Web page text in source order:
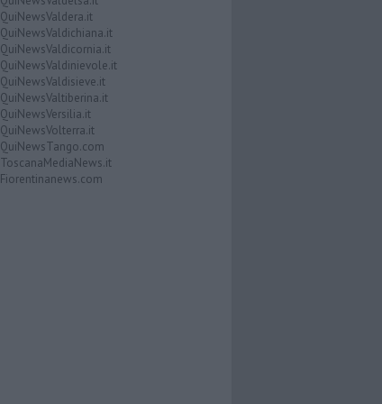
QuiNewsValdera.it
QuiNewsValdichiana.it
QuiNewsValdicornia.it
QuiNewsValdinievole.it
QuiNewsValdisieve.it
QuiNewsValtiberina.it
QuiNewsVersilia.it
QuiNewsVolterra.it
QuiNewsTango.com
ToscanaMediaNews.it
Fiorentinanews.com